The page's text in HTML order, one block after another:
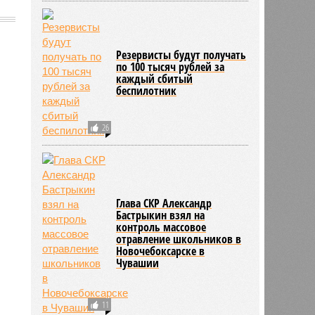
26
Резервисты будут получать
по 100 тысяч рублей за
каждый сбитый
беспилотник
11
Глава СКР Александр
Бастрыкин взял на
контроль массовое
отравление школьников в
Новочебоксарске в
Чувашии